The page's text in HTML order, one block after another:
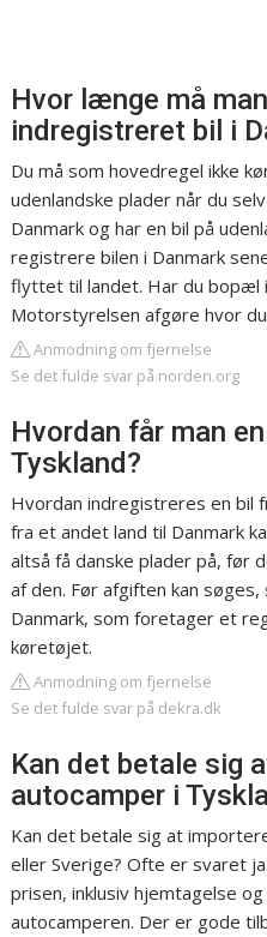
Hvor længe må
indregistreret bil i
Du må som hovedregel ikke
udenlandske plader når du
Danmark og har en bil på
registrere bilen i Danmark
flyttet til landet. Har du bopæl
Motorstyrelsen afgøre hvor
Anmodning om fjernelse
Se det fulde svar på norden.org
Hvordan får man
Tyskland?
Hvordan indregistreres en bil
fra et andet land til Danmark
altså få danske plader på,
af den. Før afgiften kan søges,
Danmark, som foretager et
køretøjet.
Anmodning om fjernelse
Se det fulde svar på dekra.dk
Kan det betale sig
autocamper i
Kan det betale sig at
eller Sverige? Ofte er svaret
prisen, inklusiv hjemtagelse
autocamperen. Der er gode